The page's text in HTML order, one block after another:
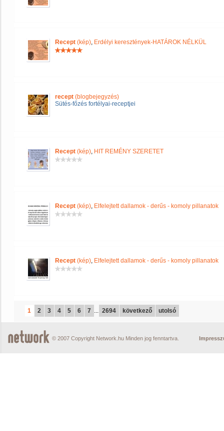
Recept (kép), Erdélyi keresztények-HATÁROK NÉLKÜL
recept (blogbejegyzés)
Sütés-főzés fortélyai-receptjei
Recept (kép), HIT REMÉNY SZERETET
Recept (kép), Elfelejtett dallamok - derűs - komoly pillanatok
Recept (kép), Elfelejtett dallamok - derűs - komoly pillanatok
1 2 3 4 5 6 7 ... 2694 következő utolsó
© 2007 Copyright Network.hu Minden jog fenntartva.